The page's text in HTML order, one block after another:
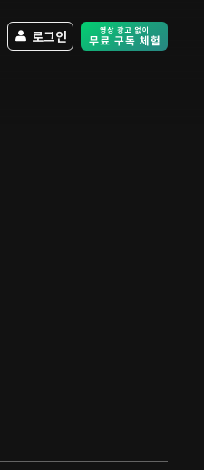
로그인 Free Trial -